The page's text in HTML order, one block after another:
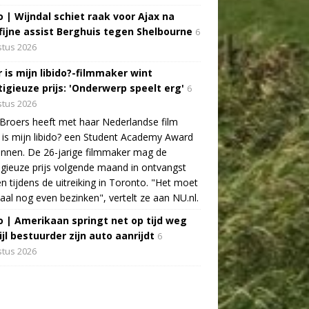
| Wijndal schiet raak voor Ajax na
assist Berghuis tegen Shelbourne 6
2026
is mijn libido?-filmmaker wint
prijs: 'Onderwerp speelt erg' 6
2026
heeft met haar Nederlandse film
mijn libido? een Student Academy Award
De 26-jarige filmmaker mag de
prijs volgende maand in ontvangst
tijdens de uitreiking in Toronto. "Het moet
nog even bezinken", vertelt ze aan NU.nl.
| Amerikaan springt net op tijd weg
bestuurder zijn auto aanrijdt 6
2026